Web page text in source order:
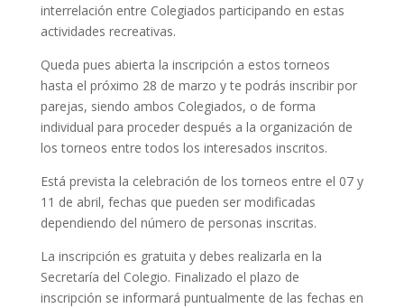
interrelación entre Colegiados participando en estas
actividades recreativas.
Queda pues abierta la inscripción a estos torneos
hasta el próximo 28 de marzo y te podrás inscribir por
parejas, siendo ambos Colegiados, o de forma
individual para proceder después a la organización de
los torneos entre todos los interesados inscritos.
Está prevista la celebración de los torneos entre el 07 y
11 de abril, fechas que pueden ser modificadas
dependiendo del número de personas inscritas.
La inscripción es gratuita y debes realizarla en la
Secretaría del Colegio. Finalizado el plazo de
inscripción se informará puntualmente de las fechas en